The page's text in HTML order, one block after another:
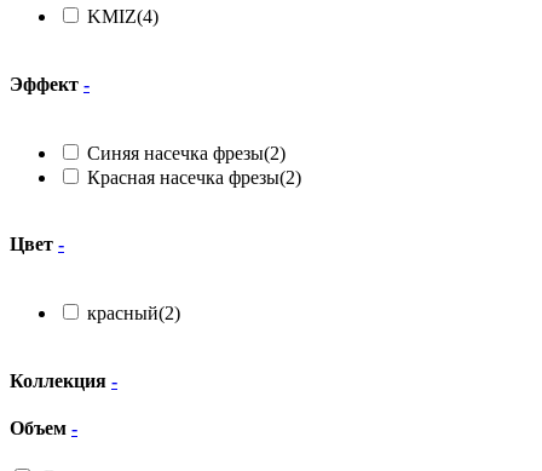
KMIZ(4)
Эффект -
Cиняя насечка фрезы(2)
Красная насечка фрезы(2)
Цвет -
красный(2)
Коллекция -
Объем -